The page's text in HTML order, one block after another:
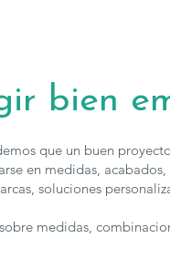
bien
que un buen
en medidas,
soluciones
medidas,